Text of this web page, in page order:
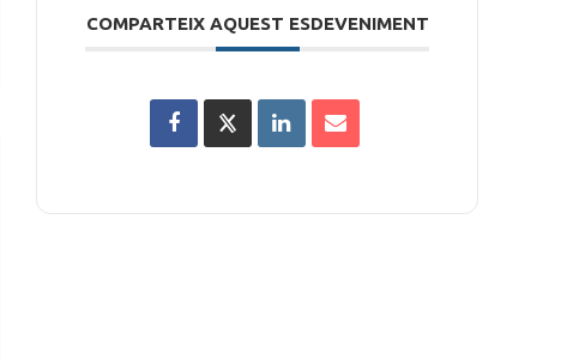
COMPARTEIX AQUEST ESDEVENIMENT